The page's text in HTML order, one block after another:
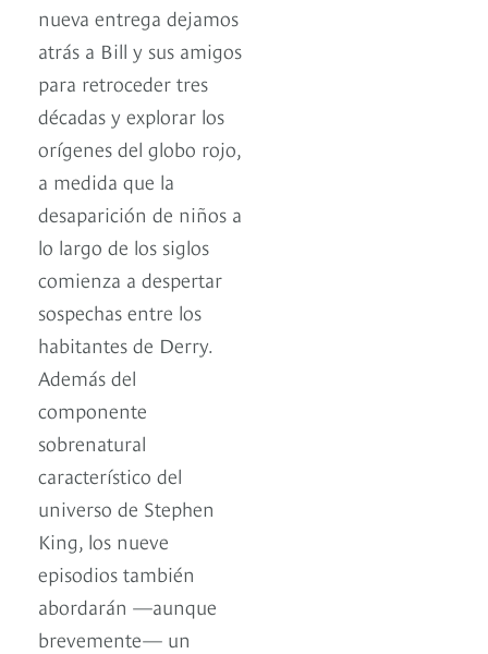
nueva entrega dejamos
atrás a Bill y sus amigos
para retroceder tres
décadas y explorar los
orígenes del globo rojo,
a medida que la
desaparición de niños a
lo largo de los siglos
comienza a despertar
sospechas entre los
habitantes de Derry.
Además del
componente
sobrenatural
característico del
universo de Stephen
King, los nueve
episodios también
abordarán —aunque
brevemente— un